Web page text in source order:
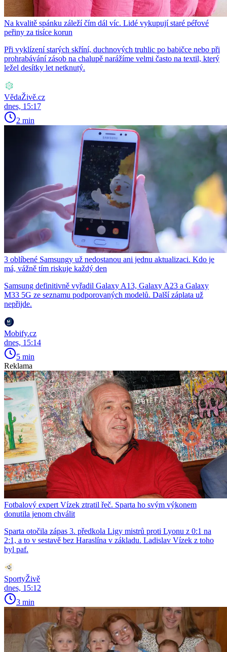
Na kvalitě spánku záleží čím dál víc. Lidé vykupují staré péřové
peřiny za tisíce korun
Při vyklízení starých skříní, duchnových truhlic po babičce nebo při
prohrabávání zásob na chalupě narážíme velmi často na textil, který
ležel desítky let netknutý.
VědaŽivě.cz
dnes, 15:17
2 min
3 oblíbené Samsungy už nedostanou ani jednu aktualizaci. Kdo je
má, vážně tím riskuje každý den
Samsung definitivně vyřadil Galaxy A13, Galaxy A23 a Galaxy
M33 5G ze seznamu podporovaných modelů. Další záplata už
nepřijde.
Mobify.cz
dnes, 15:14
5 min
Reklama
Fotbalový expert Vízek ztratil řeč. Sparta ho svým výkonem
donutila jenom chválit
Sparta otočila zápas 3. předkola Ligy mistrů proti Lyonu z 0:1 na
2:1, a to v sestavě bez Haraslína v základu. Ladislav Vízek z toho
byl paf.
SportyŽivě
dnes, 15:12
3 min